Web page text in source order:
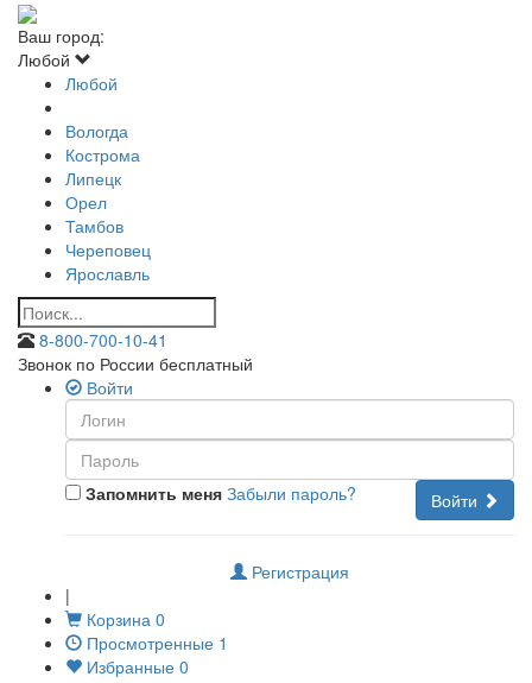
Ваш город:
Любой
Любой
Вологда
Кострома
Липецк
Орел
Тамбов
Череповец
Ярославль
8-800-700-10-41
Звонок по России бесплатный
Войти
Запомнить меня Войти
Забыли пароль?
Регистрация
|
Корзина 0
Просмотренные 1
Избранные 0